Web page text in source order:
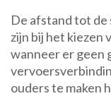
De afstand tot
zijn bij het kiezen
wanneer er geen
ouders te maken